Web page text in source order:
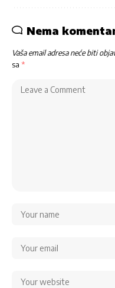
Nema
Vaša email adresa neće biti
sa *